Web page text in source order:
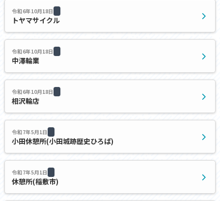
令和6年10月18日
トヤマサイクル
令和6年10月18日
中澤輪業
令和6年10月18日
相沢輪店
令和7年5月1日
小田休憩所(小田城跡歴史ひろば)
令和7年5月1日
休憩所(稲敷市)